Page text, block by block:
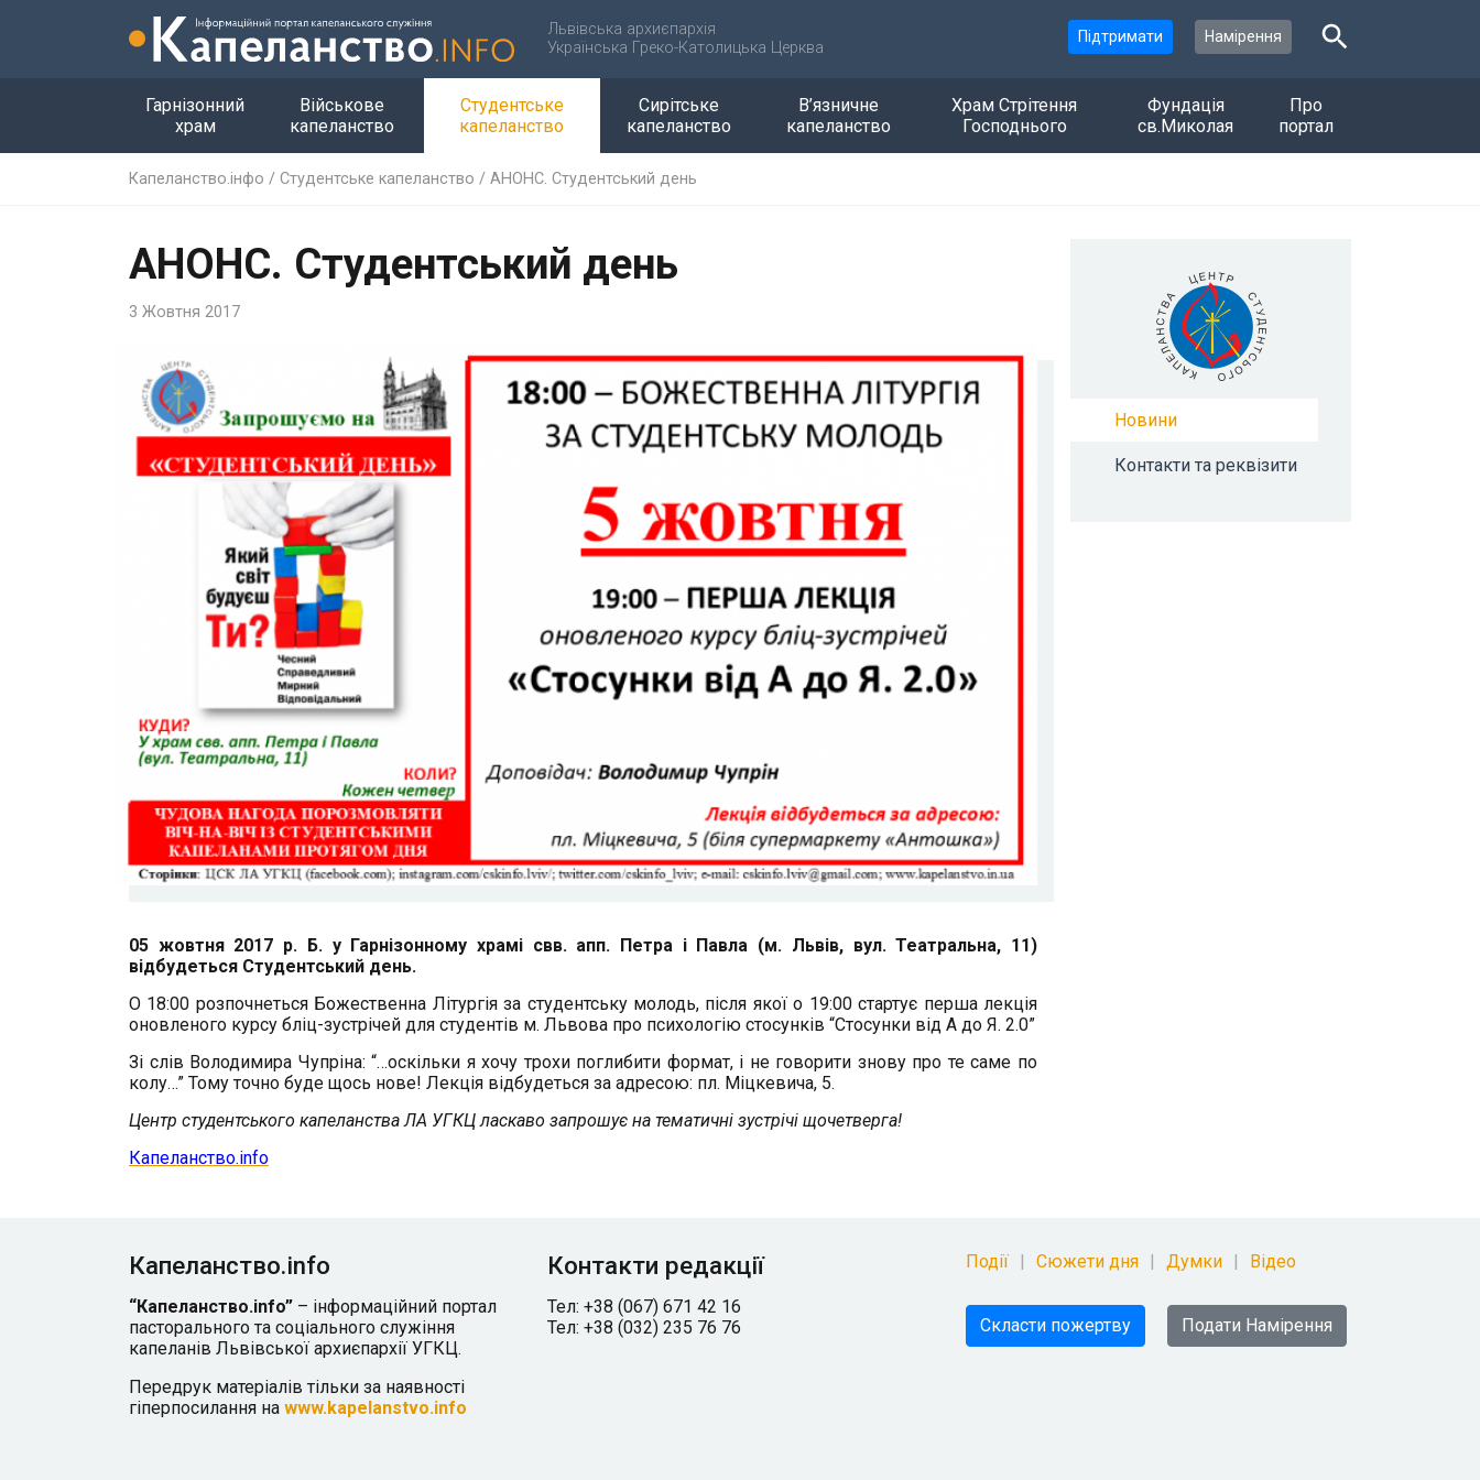
Львівська архиєпархія
Українська Греко-Католицька Церква
Підтримати Намірення
Гарнізонний
храм
Військове
капеланство
Студентське
капеланство
Сирітське
капеланство
В’язничне
капеланство
Храм Стрітення
Господнього
Фундація
св.Миколая
Про
портал
Капеланство.інфо / Студентське капеланство / АНОНС. Студентський день
АНОНС. Студентський день
3 Жовтня 2017
05 жовтня 2017 р. Б. у Гарнізонному храмі свв. апп. Петра і Павла (м. Львів, вул. Театральна, 11)
відбудеться Студентський день.
О 18:00 розпочнеться Божественна Літургія за студентську молодь, після якої о 19:00 стартує перша лекція
оновленого курсу бліц-зустрічей для студентів м. Львова про психологію стосунків “Стосунки від А до Я. 2.0”
Зі слів Володимира Чупріна: “…оскільки я хочу трохи поглибити формат, і не говорити знову про те саме по
колу…” Тому точно буде щось нове! Лекція відбудеться за адресою: пл. Міцкевича, 5.
Центр студентського капеланства ЛА УГКЦ ласкаво запрошує на тематичні зустрічі щочетверга!
Капеланство.info
Новини
Контакти та реквізити
Капеланство.info
“Капеланство.info” – інформаційний портал
пасторального та соціального служіння
капеланів Львівської архиєпархії УГКЦ.
Передрук матеріалів тільки за наявності
гіперпосилання на www.kapelanstvo.info
Контакти редакції
Тел: +38 (067) 671 42 16
Тел: +38 (032) 235 76 76
Події Сюжети дня Думки Відео
Скласти пожертву Подати Намірення